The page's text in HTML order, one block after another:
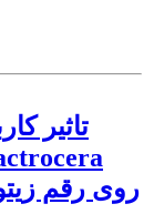
تاثیر